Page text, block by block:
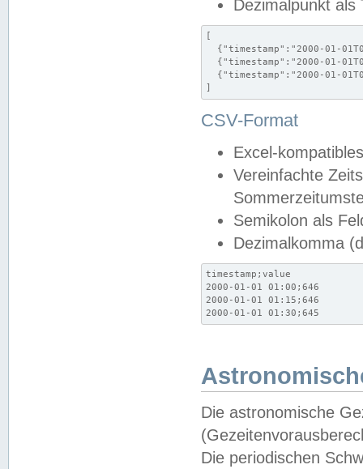
Dezimalpunkt als
[
{"timestamp":"2000-01-
{"timestamp":"2000-01-
{"timestamp":"2000-01-
]
CSV-Format
Excel-
Vereinfachte
Semikolon als
Dezimalkomma
timestamp;value
2000-01-01 01:00;646
2000-01-01 01:15;646
2000-01-01 01:30;645
Die astronomische
Die periodischen